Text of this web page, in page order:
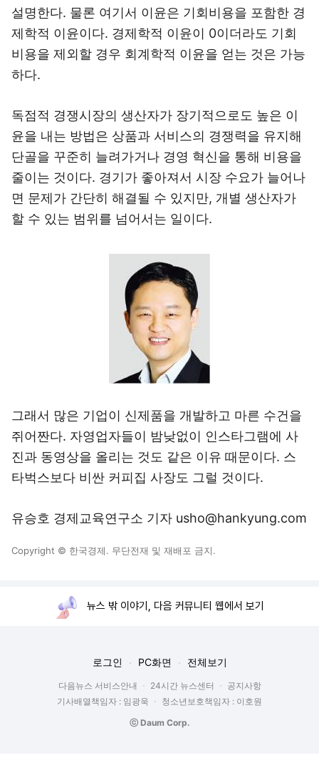
설명한다. 물론 여기서 이윤은 기회비용을 포함한 경
제학적 이윤이다. 경제학적 이윤이 0이더라도 기회
비용을 제외할 경우 회계학적 이윤을 얻는 것은 가능
하다.
독점적 경쟁시장의 생산자가 장기적으로도 높은 이
윤을 내는 방법은 상품과 서비스의 경쟁력을 유지해
단골을 꾸준히 늘려가거나 경영 혁신을 통해 비용을
줄이는 것이다. 경기가 좋아져서 시장 수요가 늘어나
면 문제가 간단히 해결될 수 있지만, 개별 생산자가
할 수 있는 범위를 넘어서는 일이다.
그래서 많은 기업이 신제품을 개발하고 마른 수건을
쥐어짠다. 자영업자들이 밤낮없이 인스타그램에 사
진과 동영상을 올리는 것도 같은 이유 때문이다. 스
타벅스보다 비싼 커피집 사장도 그럴 것이다.
유승호 경제교육연구소 기자 usho@hankyung.com
Copyright © 한국경제. 무단전재 및 재배포 금지.
뉴스 밖 이야기, 다음 커뮤니티 웹에서 보기
로그인 PC화면 전체보기
다음뉴스 서비스안내 24시간 뉴스센터
공지사항
기사배열책임자 : 임광욱
청소년보호책임자 : 이호원
ⓒ Daum Corp.